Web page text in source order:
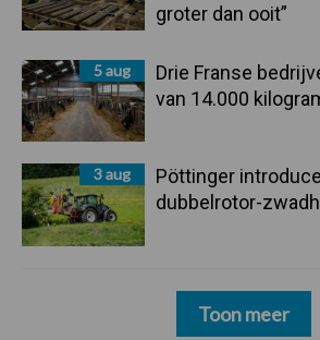
groter dan ooit”
5 aug
Drie Franse
van 14.000
3 aug
Pöttinger
dubbelrotor-
Toon meer